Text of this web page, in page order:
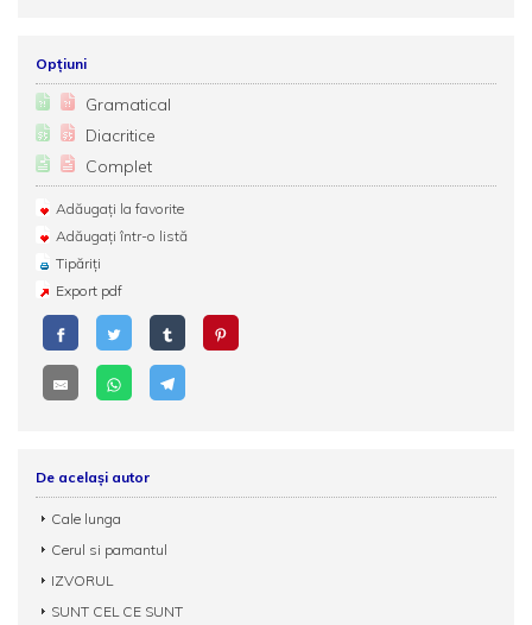
Opțiuni
Gramatical
Diacritice
Complet
Adăugați la favorite
Adăugați într-o listă
Tipăriți
Export pdf
De același autor
Cale lunga
Cerul si pamantul
IZVORUL
SUNT CEL CE SUNT